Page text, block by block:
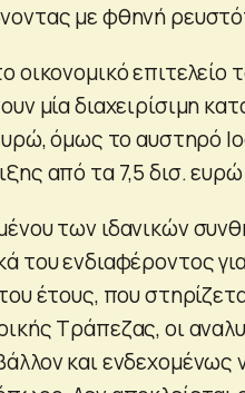
με φθηνή
οικονομικό επιτελείο
μία διαχειρίσιμη
όμως το αυστηρό
από τα 7,5 δισ.
των ιδανικών
του ενδιαφέροντος
έτους, που
Τράπεζας, οι
και ενδεχομένως